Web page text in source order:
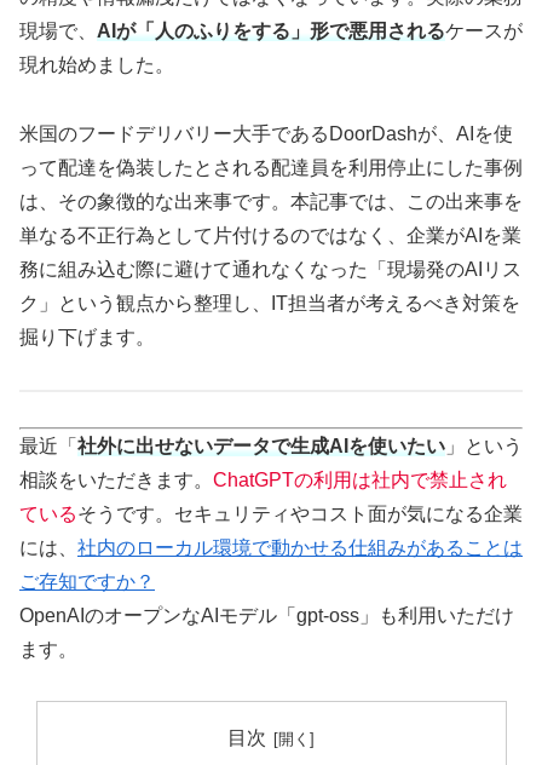
現場で、 AIが「人のふりをする」形で悪用されるケースが
現れ始めました。
米国のフードデリバリー大手であるDoorDashが、AIを使
って配達を偽装したとされる配達員を利用停止にした事例
は、その象徴的な出来事です。本記事では、この出来事を
単なる不正行為として片付けるのではなく、企業がAIを業
務に組み込む際に避けて通れなくなった「現場発のAIリス
ク」という観点から整理し、IT担当者が考えるべき対策を
掘り下げます。
最近「 社外に出せないデータで生成AIを使いたい 」という
相談をいただきます。 ChatGPTの利用は社内で禁止され
ているそうです。セキュリティやコスト面が気になる企業
には、 社内のローカル環境で動かせる仕組みがあることは
ご存知ですか？
OpenAIのオープンなAIモデル「gpt-oss」も利用いただけ
ます。
目次